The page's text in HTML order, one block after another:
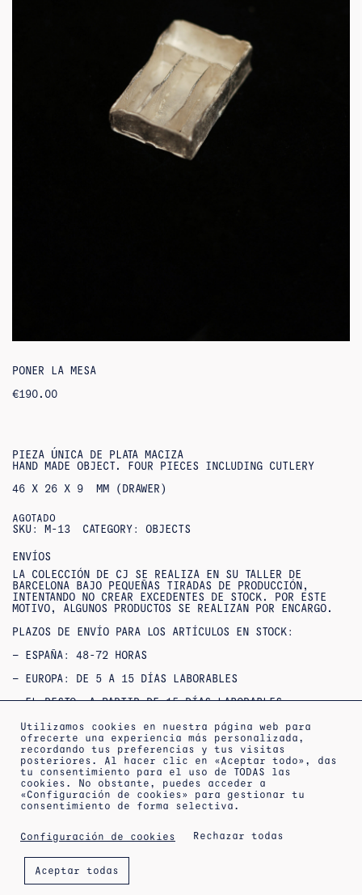
PONER LA MESA
€190.00
PIEZA ÚNICA DE PLATA MACIZA
HAND MADE OBJECT. FOUR PIECES INCLUDING CUTLERY
46 X 26 X 9 MM (DRAWER)
AGOTADO
SKU: M-13 CATEGORY: OBJECTS
ENVÍOS
LA COLECCIÓN DE CJ SE REALIZA EN SU TALLER DE
BARCELONA BAJO PEQUEÑAS TIRADAS DE PRODUCCIÓN,
INTENTANDO NO CREAR EXCEDENTES DE STOCK. POR ESTE
MOTIVO, ALGUNOS PRODUCTOS SE REALIZAN POR ENCARGO.
PLAZOS DE ENVÍO PARA LOS ARTÍCULOS EN STOCK:
– ESPAÑA: 48-72 HORAS
– EUROPA: DE 5 A 15 DÍAS LABORABLES
– EL RESTO, A PARTIR DE 15 DÍAS LABORABLES
SI NO ENCUENTRAS TU TALLA O QUIERES CONSULTAR
DISPONIBILIDAD / ENTREGAS URGENTES,
PUEDESCONTACTAR
CON NOSOTROS.
OUTLET : NO SE ACEPTAN DEVOLUCIONES NI CAMBIOS***
***PRODUCTOS REBAJADOS: NO SE ACEPTAN CAMBIOS NI
DEVOLUCIONES***
ACERCA DE INFORMACIÓN DE ENVÍO
POLÍTICA DE PRIVACIDAD
Utilizamos cookies en nuestra página web para
ofrecerte una experiencia más personalizada,
recordando tus preferencias y tus visitas
posteriores. Al hacer clic en «Aceptar todo», das
tu consentimiento para el uso de TODAS las
cookies. No obstante, puedes acceder a
«Configuración de cookies» para gestionar tu
consentimiento de forma selectiva.
Configuración de cookies Rechazar todas
Aceptar todas